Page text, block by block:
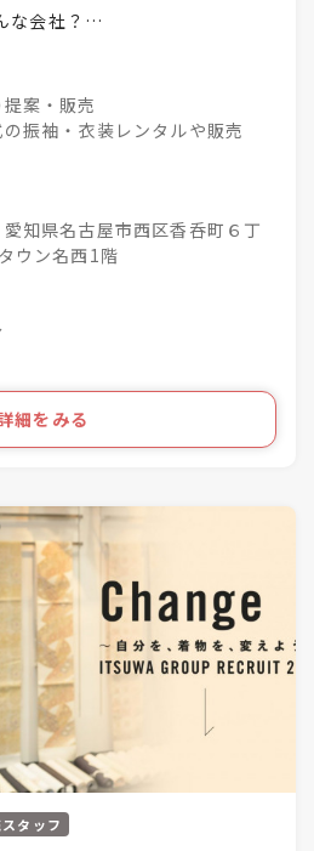
な会社？
多く、
」
す♪
舗
振袖専門）」 4店舗
」1店舗
●・〇
案・販売
振袖・衣装レンタルや販売
け教室 / お手入れ相談会のご
や不安を解消して差し上げて
、気軽に、そして楽しんで頂
多様化を実現するのが私たちの
知県名古屋市西区香呑町６丁
ウン名西1階
細をみる
タッフ